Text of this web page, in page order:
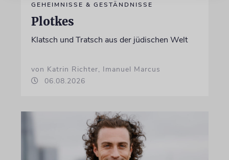
GEHEIMNISSE & GESTÄNDNISSE
Plotkes
Klatsch und Tratsch aus der jüdischen Welt
von Katrin Richter, Imanuel Marcus
06.08.2026